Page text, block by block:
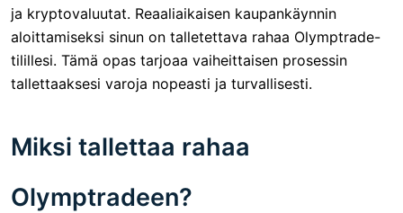
ja kryptovaluutat. Reaaliaikaisen kaupankäynnin
aloittamiseksi sinun on talletettava rahaa Olymptrade-
tilillesi. Tämä opas tarjoaa vaiheittaisen prosessin
tallettaaksesi varoja nopeasti ja turvallisesti.
Miksi tallettaa rahaa
Olymptradeen?